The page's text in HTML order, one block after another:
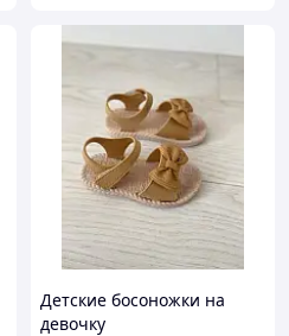
Детские босоножки на
девочку